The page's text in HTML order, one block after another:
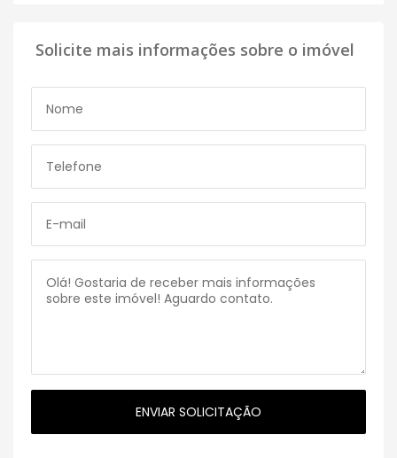
Solicite mais informações sobre o imóvel